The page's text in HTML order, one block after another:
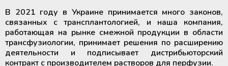
В 2021 году в Украине принимается много законов,
связанных с трансплантологией, и наша компания,
работающая на рынке смежной продукции в области
трансфузиологии, принимает решения по расширению
деятельности и подписывает дистрибьюторский
контракт с производителем растворов для перфузии.